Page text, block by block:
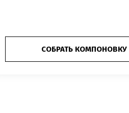
СОБРАТЬ КОМПОНОВКУ